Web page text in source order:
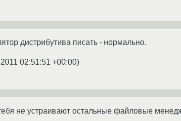
дистрибутива писать - нормально.
02:51:51 +00:00)
не устраивают остальные файловые